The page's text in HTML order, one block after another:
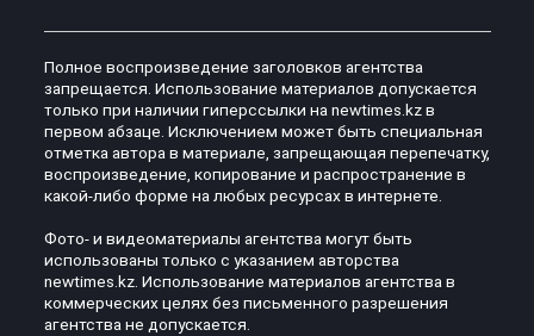
Полное воспроизведение заголовков агентства
запрещается. Использование материалов допускается
только при наличии гиперссылки на newtimes.kz в
первом абзаце. Исключением может быть специальная
отметка автора в материале, запрещающая перепечатку,
воспроизведение, копирование и распространение в
какой-либо форме на любых ресурсах в интернете.
Фото- и видеоматериалы агентства могут быть
использованы только с указанием авторства
newtimes.kz. Использование материалов агентства в
коммерческих целях без письменного разрешения
агентства не допускается.